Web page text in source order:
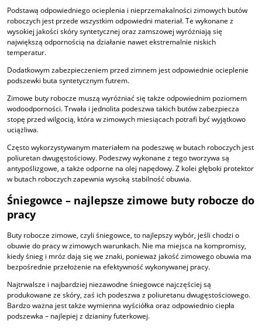
Podstawą odpowiedniego ocieplenia i nieprzemakalności zimowych butów
roboczych jest przede wszystkim odpowiedni materiał. Te wykonane z
wysokiej jakości skóry syntetycznej oraz zamszowej wyróżniają się
największą odpornością na działanie nawet ekstremalnie niskich
temperatur.
Dodatkowym zabezpieczeniem przed zimnem jest odpowiednie ocieplenie
podszewki buta syntetycznym futrem.
Zimowe buty robocze muszą wyróżniać się także odpowiednim poziomem
wodoodporności. Trwała i jednolita podeszwa takich butów zabezpiecza
stopę przed wilgocią, która w zimowych miesiącach potrafi być wyjątkowo
uciążliwa.
Często wykorzystywanym materiałem na podeszwę w butach roboczych jest
poliuretan dwugęstościowy. Podeszwy wykonane z tego tworzywa są
antypoślizgowe, a także odporne na olej napędowy. Z kolei głęboki protektor
w butach roboczych zapewnia wysoką stabilność obuwia.
Śniegowce – najlepsze zimowe buty robocze do
pracy
Buty robocze zimowe, czyli śniegowce, to najlepszy wybór, jeśli chodzi o
obuwie do pracy w zimowych warunkach. Nie ma miejsca na kompromisy,
kiedy śnieg i mróz dają się we znaki, ponieważ jakość zimowego obuwia ma
bezpośrednie przełożenie na efektywność wykonywanej pracy.
Najtrwalsze i najbardziej niezawodne śniegowce najczęściej są
produkowane ze skóry, zaś ich podeszwa z poliuretanu dwugęstościowego.
Bardzo ważna jest także wymienna wyściółka oraz odpowiednio ciepła
podszewka – najlepiej z dzianiny futerkowej.